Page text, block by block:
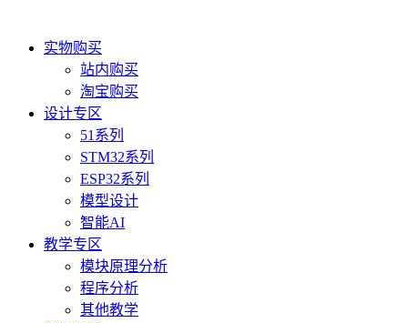
实物购买
站内购买
淘宝购买
设计专区
51系列
STM32系列
ESP32系列
模型设计
智能AI
教学专区
模块原理分析
程序分析
其他教学